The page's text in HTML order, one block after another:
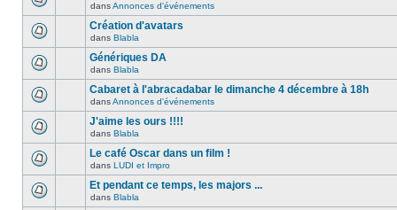
dansAnnonces d'événements
Création d'avatars
dans Blabla
Génériques DA
dans Blabla
Cabaret à l'abracadabar le dimanche 4 décembre à 18h
dansAnnonces d'événements
J'aime les ours !!!!
dans Blabla
Le café Oscar dans un film !
dans LUDI et Impro
Et pendant ce temps, les majors ...
dans Blabla